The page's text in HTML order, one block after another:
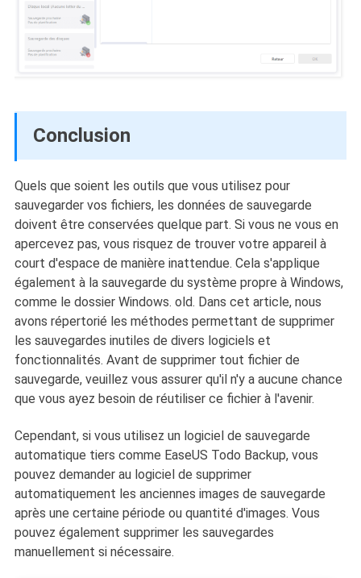
Conclusion
Quels que soient les outils que vous utilisez pour
sauvegarder vos fichiers, les données de sauvegarde
doivent être conservées quelque part. Si vous ne vous en
apercevez pas, vous risquez de trouver votre appareil à
court d'espace de manière inattendue. Cela s'applique
également à la sauvegarde du système propre à Windows,
comme le dossier Windows. old. Dans cet article, nous
avons répertorié les méthodes permettant de supprimer
les sauvegardes inutiles de divers logiciels et
fonctionnalités. Avant de supprimer tout fichier de
sauvegarde, veuillez vous assurer qu'il n'y a aucune chance
que vous ayez besoin de réutiliser ce fichier à l'avenir.
Cependant, si vous utilisez un logiciel de sauvegarde
automatique tiers comme EaseUS Todo Backup, vous
pouvez demander au logiciel de supprimer
automatiquement les anciennes images de sauvegarde
après une certaine période ou quantité d'images. Vous
pouvez également supprimer les sauvegardes
manuellement si nécessaire.